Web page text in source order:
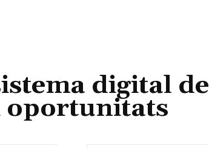
digital de
oportunitats